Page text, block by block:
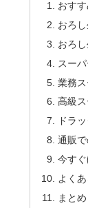
おす
おろ
おろ
スー
業務
高級
ドラ
通販
今す
よく
まとめ